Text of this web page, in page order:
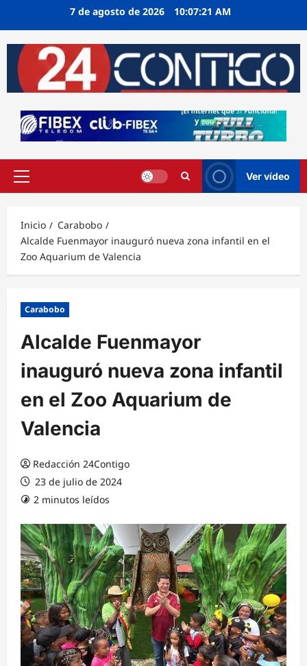
7 de agosto de 2026 10:07:21 AM
Menú
Ver vídeo
Inicio
Carabobo
Alcalde Fuenmayor inauguró nueva zona infantil en el
Zoo Aquarium de Valencia
Carabobo
Alcalde Fuenmayor
inauguró nueva zona infantil
en el Zoo Aquarium de
Valencia
Redacción 24Contigo
23 de julio de 2024
2 minutos leídos